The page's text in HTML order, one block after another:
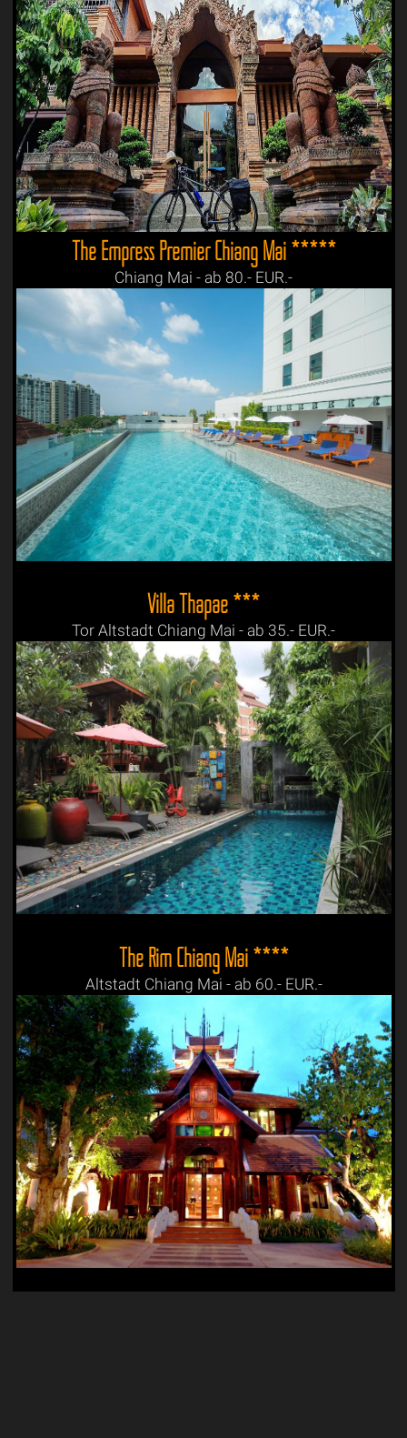
The Empress Premier Chiang Mai *****
Chiang Mai - ab 80.- EUR.-
Villa Thapae ***
Tor Altstadt Chiang Mai - ab 35.- EUR.-
The Rim Chiang Mai ****
Altstadt Chiang Mai - ab 60.- EUR.-